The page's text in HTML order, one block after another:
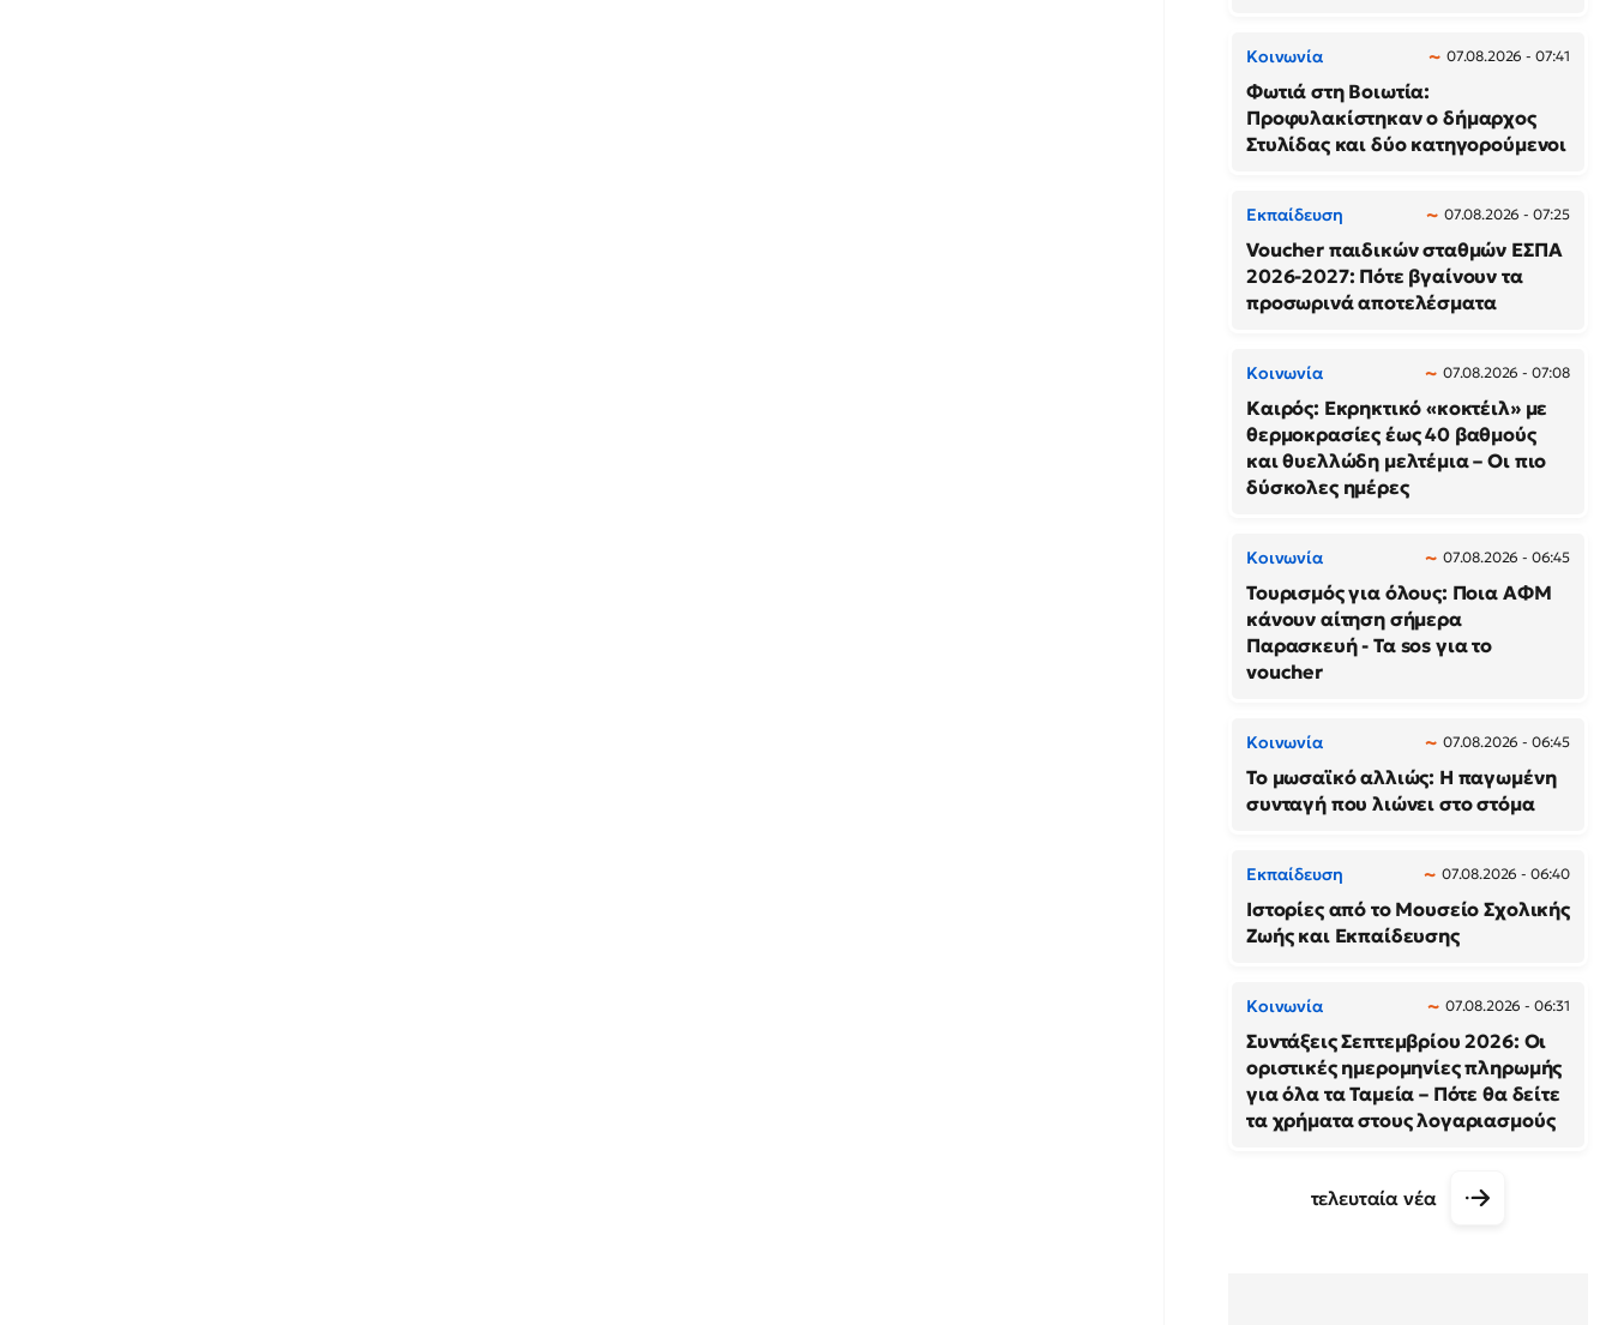
Κοινωνία 07.08.2026 - 07:41
Φωτιά στη Βοιωτία:
Προφυλακίστηκαν ο δήμαρχος
Στυλίδας και δύο κατηγορούμενοι
Εκπαίδευση 07.08.2026 - 07:25
Voucher παιδικών σταθμών ΕΣΠΑ
2026-2027: Πότε βγαίνουν τα
προσωρινά αποτελέσματα
Κοινωνία 07.08.2026 - 07:08
Καιρός: Εκρηκτικό «κοκτέιλ» με
θερμοκρασίες έως 40 βαθμούς
και θυελλώδη μελτέμια – Οι πιο
δύσκολες ημέρες
Κοινωνία 07.08.2026 - 06:45
Τουρισμός για όλους: Ποια ΑΦΜ
κάνουν αίτηση σήμερα
Παρασκευή - Τα sos για το
voucher
Κοινωνία 07.08.2026 - 06:45
Το μωσαϊκό αλλιώς: Η παγωμένη
συνταγή που λιώνει στο στόμα
Εκπαίδευση 07.08.2026 - 06:40
Ιστορίες από το Μουσείο Σχολικής
Ζωής και Εκπαίδευσης
Κοινωνία 07.08.2026 - 06:31
Συντάξεις Σεπτεμβρίου 2026: Οι
οριστικές ημερομηνίες πληρωμής
για όλα τα Ταμεία – Πότε θα δείτε
τα χρήματα στους λογαριασμούς
τελευταία νέα